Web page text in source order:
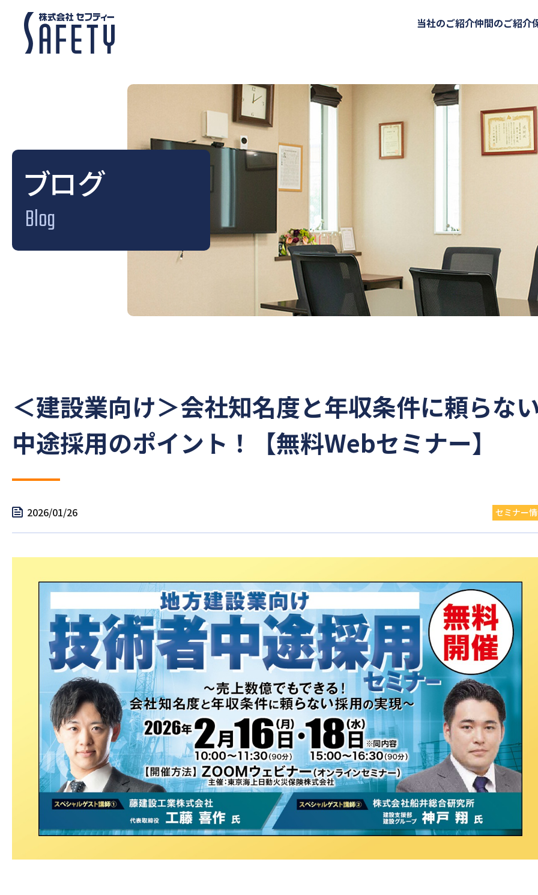
当社のご紹介仲間のご紹介
ブログ
Blog
＜建設業向け＞会社知名度と年収条件に頼らな
中途採用のポイント！【無料Webセミナー】
2026/01/26 セミナー